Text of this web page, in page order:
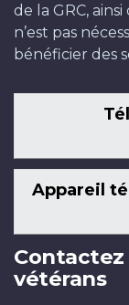
de la GRC,
n’est pas
bénéficier des
Appareil
vétérans